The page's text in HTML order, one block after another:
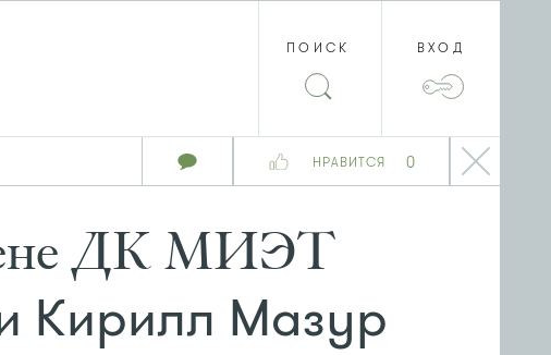
НРАВИТСЯ 0
ПОИСК ВХОД
ДК МИЭТ
Кирилл Мазур